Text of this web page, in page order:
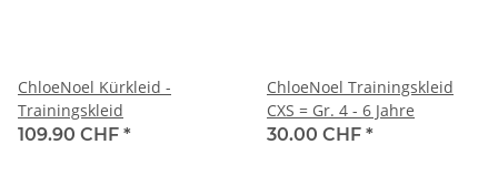
ChloeNoel Kürkleid -
Trainingskleid
109.90 CHF *
ChloeNoel Trainingskleid
CXS = Gr. 4 - 6 Jahre
30.00 CHF *